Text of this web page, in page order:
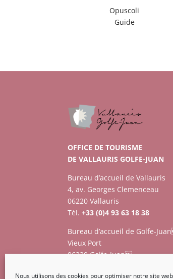
Nous utilisons des cookies pour optimiser notre site
Opuscoli
Guide
OFFICE DE TOURISME
DE VALLAURIS GOLFE-JUAN
Bureau d’accueil de Vallauris
4, av. Georges Clemenceau
06220 Vallauris
Tél.+33 (0)4 93 63 18 38
Bureau d’accueil de Golfe-
Vieux Port
06220 Golfe-Juan